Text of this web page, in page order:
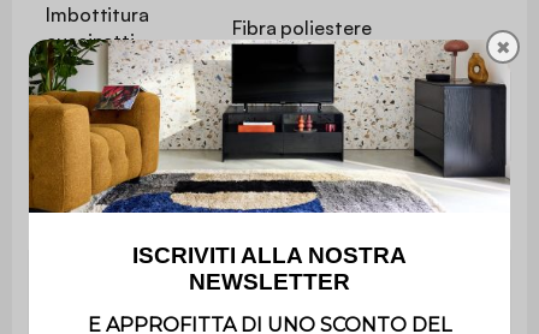
Imbottitura
cuscinetti
Fibra poliestere
Profondità del
sedile
51 cm
Larghezza del
bracciolo
15 cm
Sí
✖